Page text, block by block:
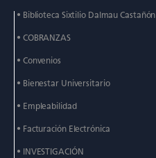
• Biblioteca Sixtilio DalmauCastañón
• COBRANZAS
• Convenios
• Bienestar Universitario
• Empleabilidad
• Facturación Electrónica
• INVESTIGACIÓN